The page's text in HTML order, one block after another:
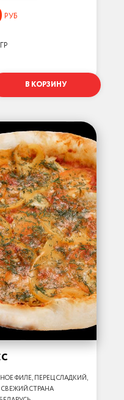
РУБ
ГР
В КОРЗИНУ
ФИЛЕ, ПЕРЕЦ СЛАДКИЙ,